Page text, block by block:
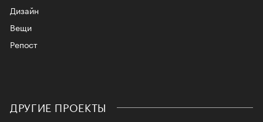
Дизайн
Вещи
Репост
ДРУГИЕ ПРОЕКТЫ